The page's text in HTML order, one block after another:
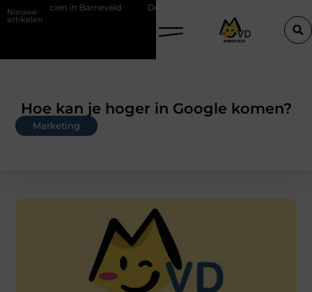
Nieuwe
artikelen
in Barneveld De Perfecte Gids voor Vloerbedekking in
Hoe kan je hoger in Google komen?
Marketing